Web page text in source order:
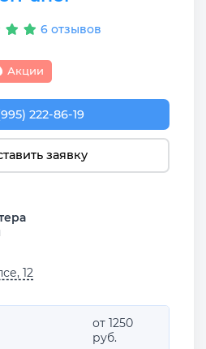
6 отзывов
Акции
222-86-19
заявку
12
от 1250
руб.